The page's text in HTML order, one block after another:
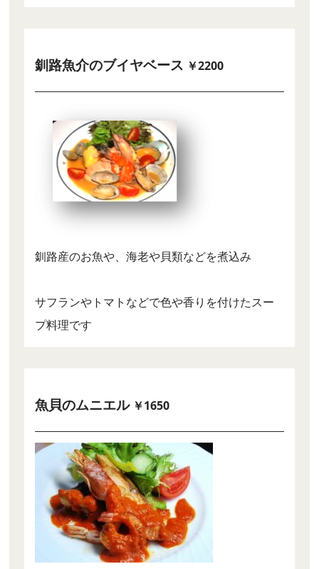
釧路魚介のブイヤベース ￥2200
釧路産のお魚や、海老や貝類などを煮込み
サフランやトマトなどで色や香りを付けたスー
プ料理です
魚貝のムニエル ￥1650